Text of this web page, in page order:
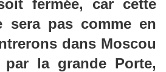
fermée, car cette
pas comme en
dans Moscou
la grande Porte,